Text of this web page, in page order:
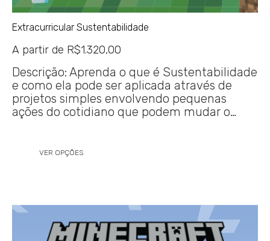
Extracurricular Sustentabilidade
A partir de R$1.320,00
Descrição: Aprenda o que é Sustentabilidade
e como ela pode ser aplicada através de
projetos simples envolvendo pequenas
ações do cotidiano que podem mudar o…
VER OPÇÕES